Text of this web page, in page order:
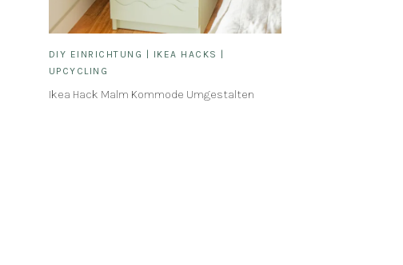
DIY EINRICHTUNG | IKEA HACKS |
UPCYCLING
Ikea Hack Malm Kommode Umgestalten